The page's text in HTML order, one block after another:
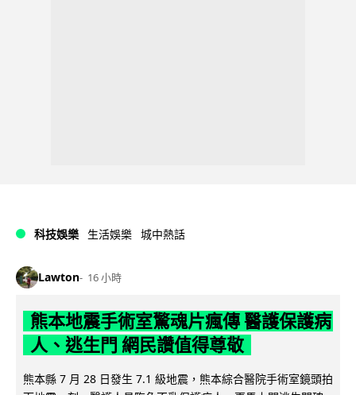
科技娛樂 生活娛樂 城中熱話
Lawton 16 小時
熊本地震手術室驚魂片瘋傳 醫護保護病
人、逃生門 網民讚值得尊敬
熊本縣 7 月 28 日發生 7.1 級地震，熊本綜合醫院手術室鏡頭拍